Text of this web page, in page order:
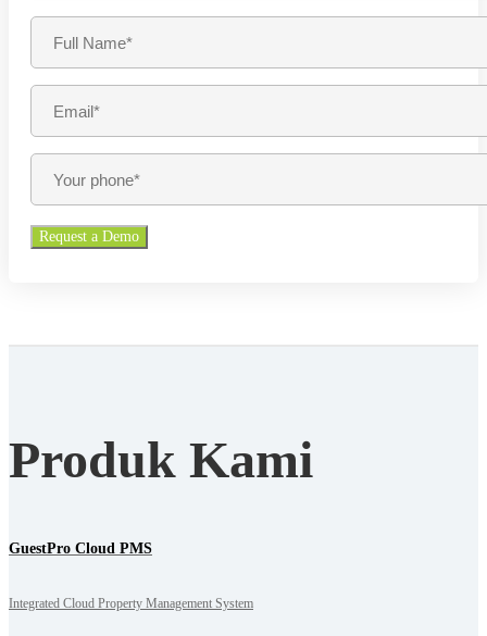
Produk Kami
GuestPro Cloud PMS
Integrated Cloud Property Management System